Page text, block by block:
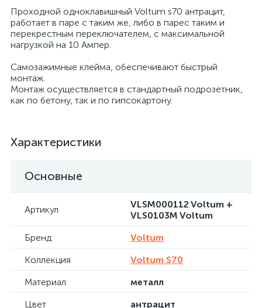
Проходной одноклавишный Voltum s70 антрацит,
работает в паре с таким же, либо в парес таким и
перекрестным переключателем, с максимальной
нагрузкой на 10 Ампер.
Самозажимные клейма, обеспечивают быстрый
монтаж.
Монтаж осуществляется в стандартный подрозетник,
как по бетону, так и по гипсокартону.
Характеристики
Основные
Артикул
VLSM000112 Voltum +
VLS0103M Voltum
Бренд
Voltum
Коллекция
Voltum S70
Материал
металл
Цвет
антрацит